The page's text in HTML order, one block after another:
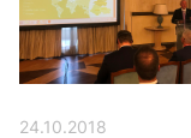
24.10.2018